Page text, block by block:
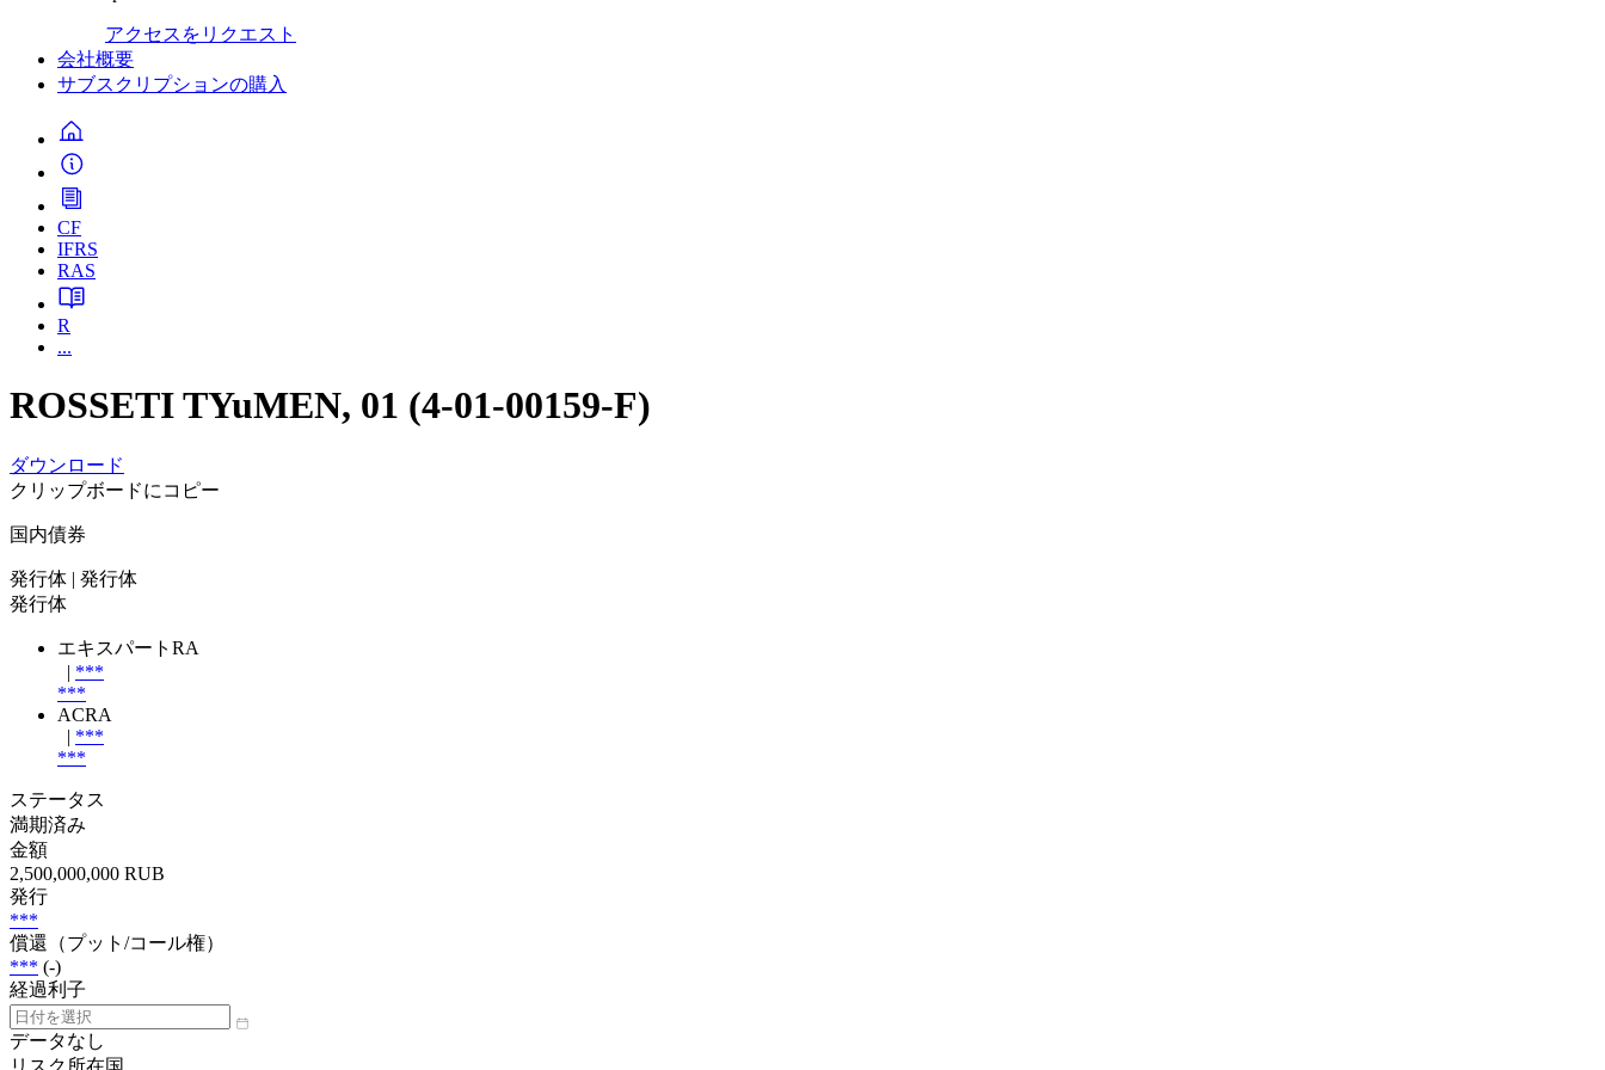
アクセスをリクエスト
会社概要
サブスクリプションの購入
CF
IFRS
RAS
R
...
ROSSETI TYuMEN, 01 (4-01-00159-F)
ダウンロード
クリップボードにコピー
国内債券
発行体 | 発行体
発行体
エキスパートRA
| ***
***
ACRA
| ***
***
ステータス
満期済み
金額
2,500,000,000 RUB
発行
***
償還（プット/コール権）
*** (-)
経過利子
データなし
リスク所在国